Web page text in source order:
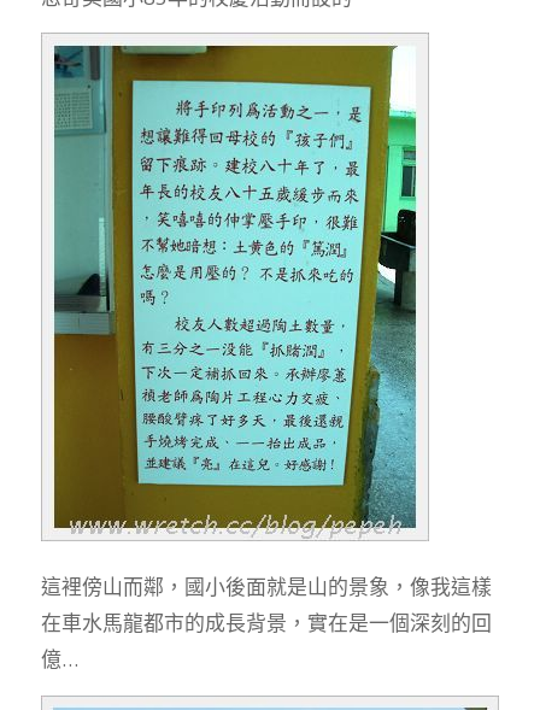
這裡傍山而鄰，國小後面就是山的景象，像我這樣
在車水馬龍都市的成長背景，實在是一個深刻的回
億…